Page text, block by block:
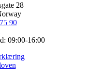
28
90
09:00-16:00